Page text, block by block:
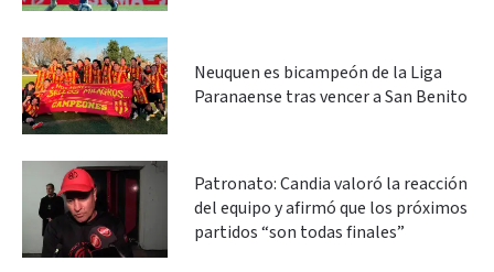
Neuquen es bicampeón de la Liga
Paranaense tras vencer a San Benito
Patronato: Candia valoró la reacción
del equipo y afirmó que los próximos
partidos “son todas finales”